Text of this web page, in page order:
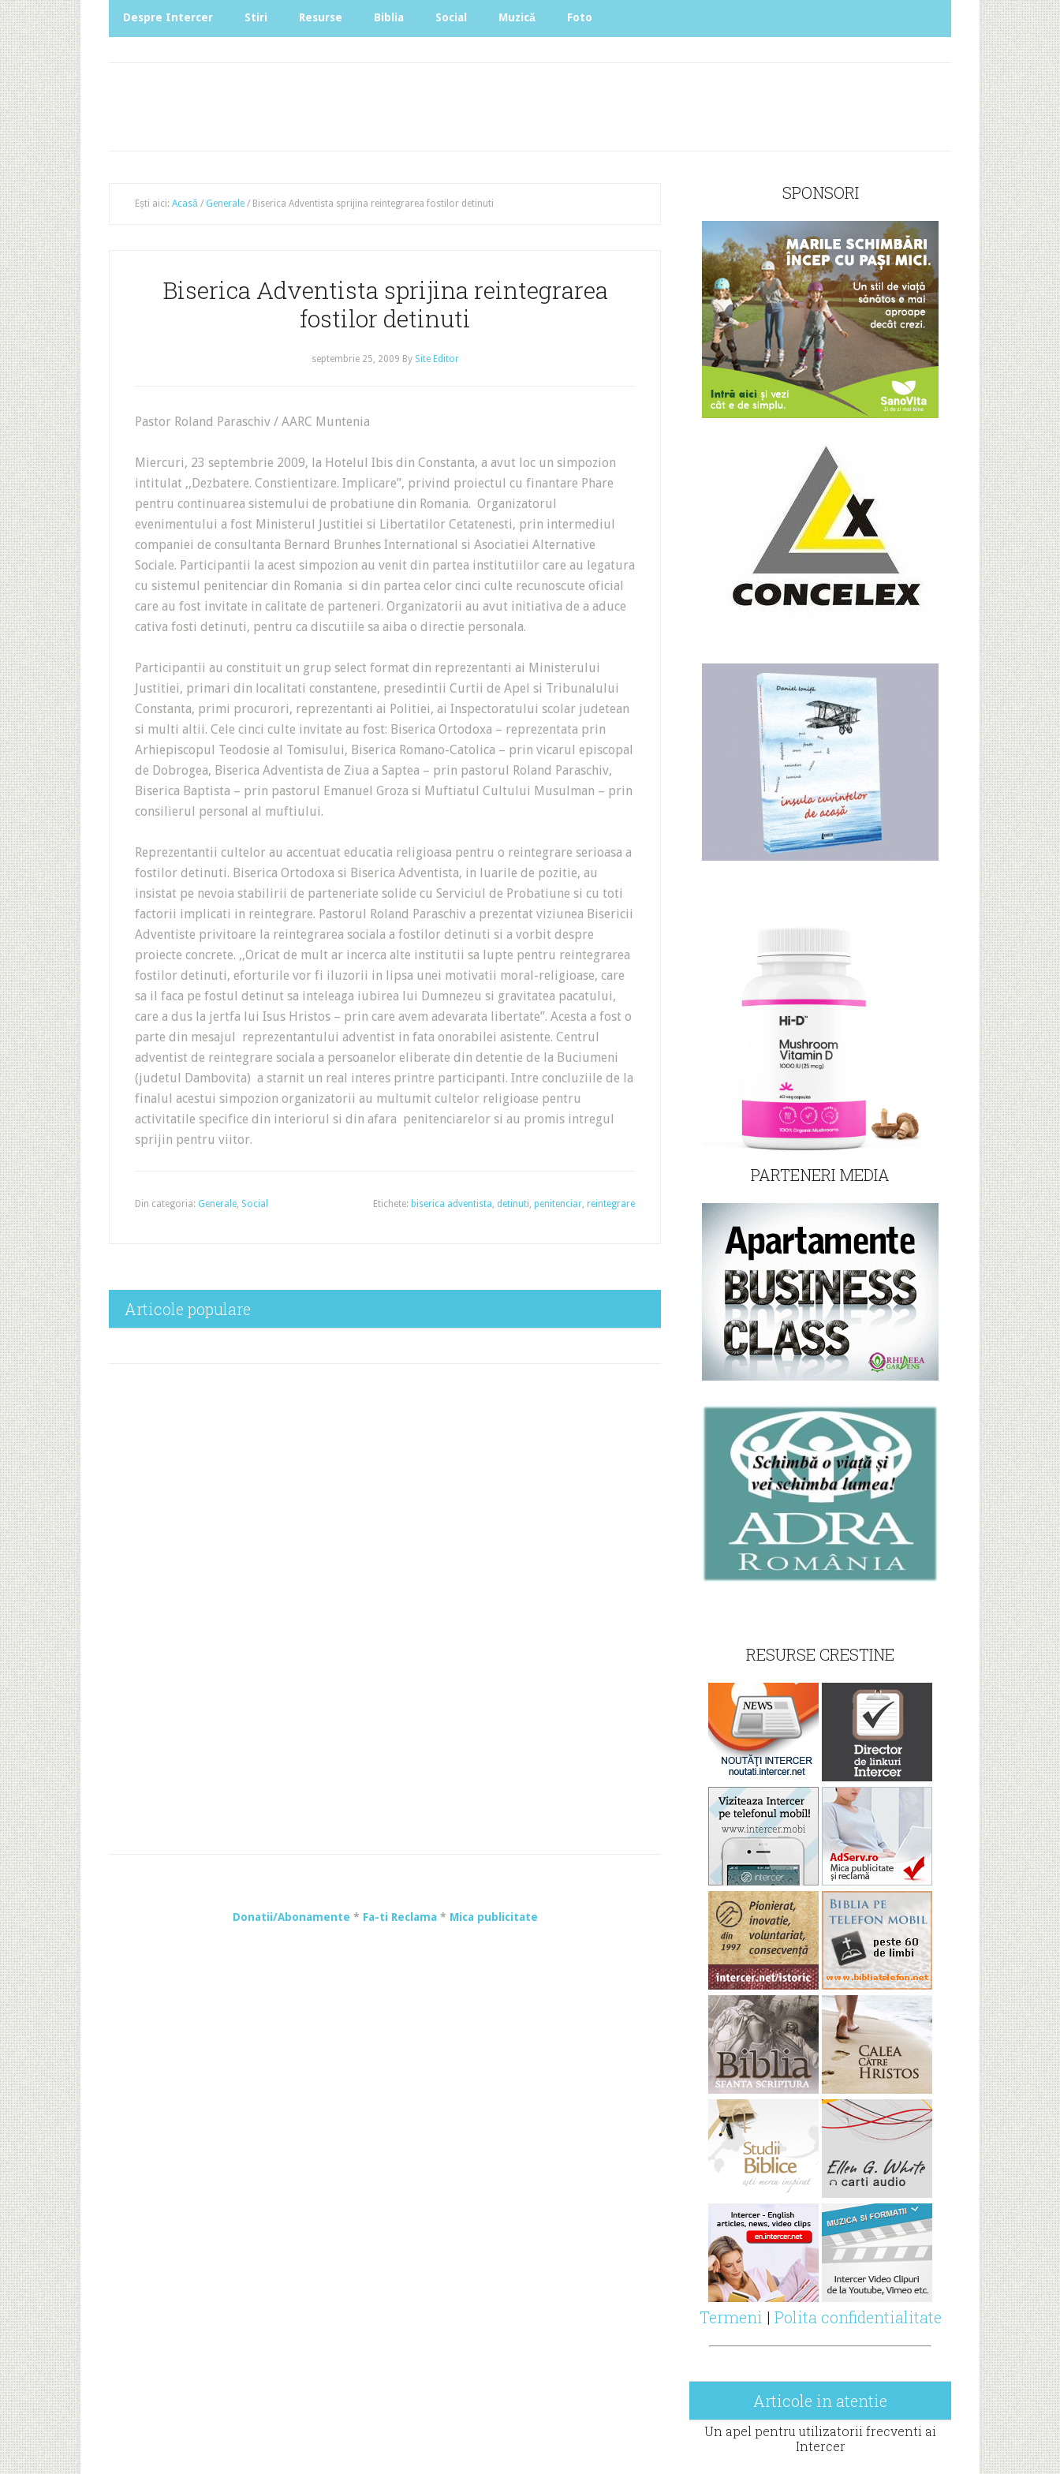
Despre Intercer Stiri Resurse Biblia Social Muzică Foto
Ești aici: Acasă / Generale / Biserica Adventista sprijina reintegrarea fostilor detinuti
Biserica Adventista sprijina reintegrarea
fostilor detinuti
septembrie 25, 2009 By Site Editor
Pastor Roland Paraschiv / AARC Muntenia
Miercuri, 23 septembrie 2009, la Hotelul Ibis din Constanta, a avut loc un simpozion
intitulat ,,Dezbatere. Constientizare. Implicare”, privind proiectul cu finantare Phare
pentru continuarea sistemului de probatiune din Romania. Organizatorul
evenimentului a fost Ministerul Justitiei si Libertatilor Cetatenesti, prin intermediul
companiei de consultanta Bernard Brunhes International si Asociatiei Alternative
Sociale. Participantii la acest simpozion au venit din partea institutiilor care au legatura
cu sistemul penitenciar din Romania si din partea celor cinci culte recunoscute oficial
care au fost invitate in calitate de parteneri. Organizatorii au avut initiativa de a aduce
cativa fosti detinuti, pentru ca discutiile sa aiba o directie personala.
Participantii au constituit un grup select format din reprezentanti ai Ministerului
Justitiei, primari din localitati constantene, presedintii Curtii de Apel si Tribunalului
Constanta, primi procurori, reprezentanti ai Politiei, ai Inspectoratului scolar judetean
si multi altii. Cele cinci culte invitate au fost: Biserica Ortodoxa – reprezentata prin
Arhiepiscopul Teodosie al Tomisului, Biserica Romano-Catolica – prin vicarul episcopal
de Dobrogea, Biserica Adventista de Ziua a Saptea – prin pastorul Roland Paraschiv,
Biserica Baptista – prin pastorul Emanuel Groza si Muftiatul Cultului Musulman – prin
consilierul personal al muftiului.
Reprezentantii cultelor au accentuat educatia religioasa pentru o reintegrare serioasa a
fostilor detinuti. Biserica Ortodoxa si Biserica Adventista, in luarile de pozitie, au
insistat pe nevoia stabilirii de parteneriate solide cu Serviciul de Probatiune si cu toti
factorii implicati in reintegrare. Pastorul Roland Paraschiv a prezentat viziunea Bisericii
Adventiste privitoare la reintegrarea sociala a fostilor detinuti si a vorbit despre
proiecte concrete. ,,Oricat de mult ar incerca alte institutii sa lupte pentru reintegrarea
fostilor detinuti, eforturile vor fi iluzorii in lipsa unei motivatii moral-religioase, care
sa il faca pe fostul detinut sa inteleaga iubirea lui Dumnezeu si gravitatea pacatului,
care a dus la jertfa lui Isus Hristos – prin care avem adevarata libertate”. Acesta a fost o
parte din mesajul reprezentantului adventist in fata onorabilei asistente. Centrul
adventist de reintegrare sociala a persoanelor eliberate din detentie de la Buciumeni
(judetul Dambovita) a starnit un real interes printre participanti. Intre concluziile de la
finalul acestui simpozion organizatorii au multumit cultelor religioase pentru
activitatile specifice din interiorul si din afara penitenciarelor si au promis intregul
sprijin pentru viitor.
Din categoria: Generale, Social Etichete: biserica adventista, detinuti, penitenciar, reintegrare
Articole populare
Donatii/Abonamente * Fa-ti Reclama * Mica publicitate
SPONSORI
PARTENERI MEDIA
RESURSE CRESTINE
Termeni | Polita confidentialitate
Articole in atentie
Un apel pentru utilizatorii frecventi ai
Intercer